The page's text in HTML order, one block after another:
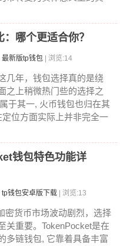
哪个更适合你？
最新版tp钱包 | 浏览:14
几年，钱包选择真的是绕
之上稍微热门些的选择之
于其一, 火币钱包也归在其
位方面实际上并非完全一
钱包特色功能详
tp钱包安卓版下载 | 浏览:13
密货币市场波动剧烈，选择
关重要。TokenPocket是在
多链钱包, 它靠着具备丰富